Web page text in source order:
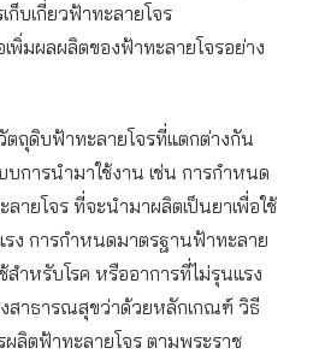
ก็บเกี่ยวฟ้าทะลายโจร
พิ่มผลผลิตของฟ้าทะลายโจรอย่าง
ถุดิบฟ้าทะลายโจรที่แตกต่างกัน
การนำมาใช้งาน เช่น การกำหนด
ายโจร ที่จะนำมาผลิตเป็นยาเพื่อใช้
ง การกำหนดมาตรฐานฟ้าทะลาย
สำหรับโรค หรืออาการที่ไม่รุนแรง
สาธารณสุขว่าด้วยหลักเกณฑ์ วิธี
ผลิตฟ้าทะลายโจร ตามพระราช